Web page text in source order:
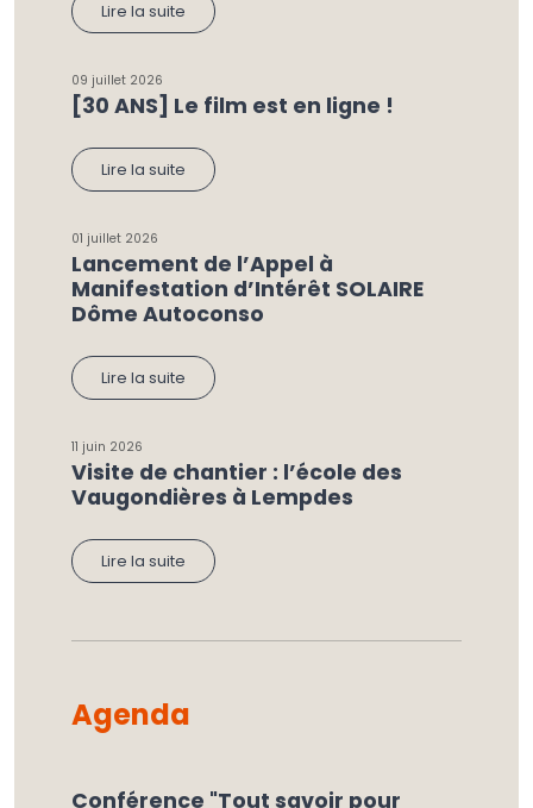
Lire la suite
09 juillet 2026
[30 ANS] Le film est en ligne !
Lire la suite
01 juillet 2026
Lancement de l’Appel à
Manifestation d’Intérêt SOLAIRE
Dôme Autoconso
Lire la suite
11 juin 2026
Visite de chantier : l’école des
Vaugondières à Lempdes
Lire la suite
Agenda
Conférence "Tout savoir pour